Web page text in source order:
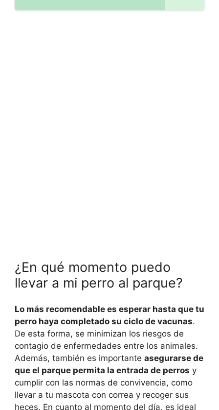
¿En qué momento puedo
llevar a mi perro al parque?
Lo más recomendable es esperar hasta que tu
perro haya completado su ciclo de vacunas.
De esta forma, se minimizan los riesgos de
contagio de enfermedades entre los animales.
Además, también es importante asegurarse de
que el parque permita la entrada de perros y
cumplir con las normas de convivencia, como
llevar a tu mascota con correa y recoger sus
heces. En cuanto al momento del día, es ideal